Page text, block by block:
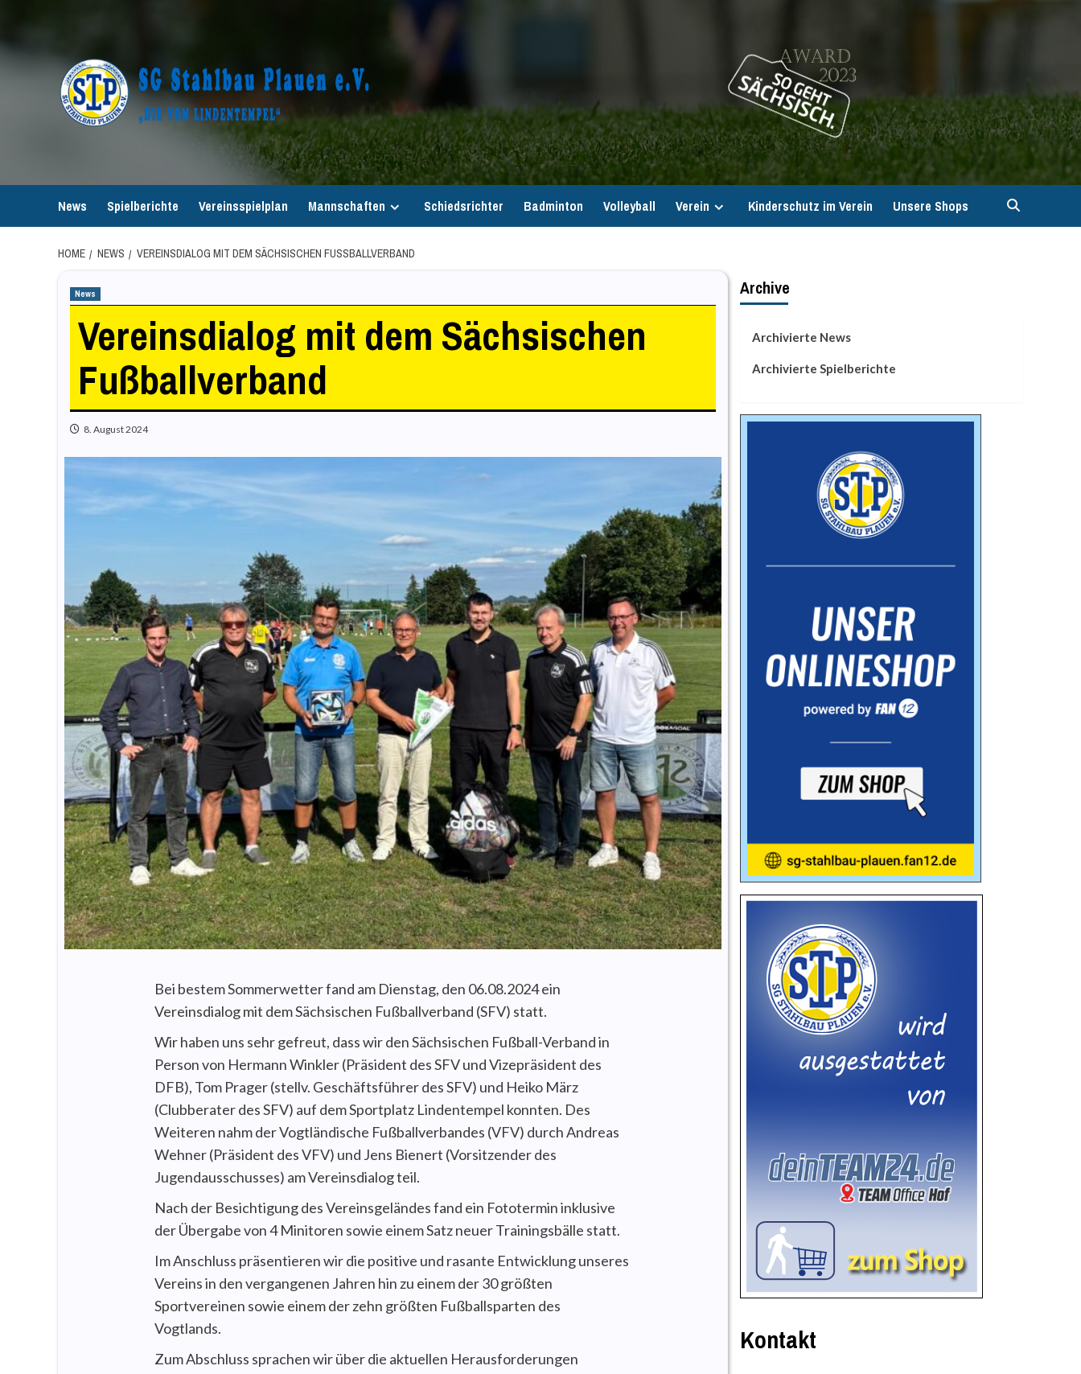
content
News Spielberichte Vereinsspielplan Mannschaften Schiedsrichter Badminton Volleyball Verein Kinderschutz im Verein Unsere Shops
HOME NEWS VEREINSDIALOG MIT DEM SÄCHSISCHEN FUSSBALLVERBAND
News
Vereinsdialog mit dem Sächsischen
Fußballverband
8. August 2024
Bei bestem Sommerwetter fand am Dienstag, den 06.08.2024 ein
Vereinsdialog mit dem Sächsischen Fußballverband (SFV) statt.
Wir haben uns sehr gefreut, dass wir den Sächsischen Fußball-Verband in
Person von Hermann Winkler (Präsident des SFV und Vizepräsident des
DFB), Tom Prager (stellv. Geschäftsführer des SFV) und Heiko März
(Clubberater des SFV) auf dem Sportplatz Lindentempel konnten. Des
Weiteren nahm der Vogtländische Fußballverbandes (VFV) durch Andreas
Wehner (Präsident des VFV) und Jens Bienert (Vorsitzender des
Jugendausschusses) am Vereinsdialog teil.
Nach der Besichtigung des Vereinsgeländes fand ein Fototermin inklusive
der Übergabe von 4 Minitoren sowie einem Satz neuer Trainingsbälle statt.
Im Anschluss präsentieren wir die positive und rasante Entwicklung unseres
Vereins in den vergangenen Jahren hin zu einem der 30 größten
Sportvereinen sowie einem der zehn größten Fußballsparten des
Vogtlands.
Zum Abschluss sprachen wir über die aktuellen Herausforderungen
Archive
Archivierte News
Archivierte Spielberichte
Kontakt